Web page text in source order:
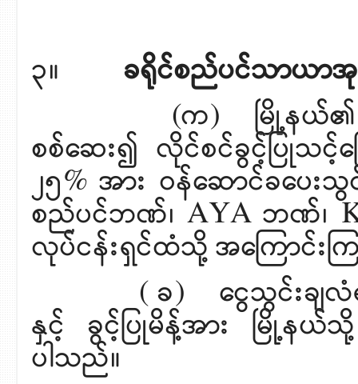
၃။ခရိုင်စည်ပင်သာယာအု
(က) မြို့နယ်၏ တင်ပြခ
စစ်ဆေး၍ လိုင်စင်ခွင့်ပြုသင့်
၂၅% အား ဝန်ဆောင်ခပေး
စည်ပင်ဘဏ်၊ AYA ဘဏ်၊
လုပ်ငန်းရှင်ထံသို့ အကြောင်းက
( ခ) ငွေသွင်းချလံရရှိ
နှင့် ခွင့်ပြုမိန့်အား မြို့နယ်
ပါသည်။